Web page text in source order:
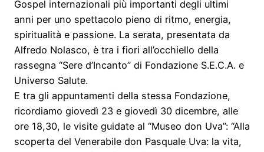
Gospel internazionali più importanti degli ultimi
anni per uno spettacolo pieno di ritmo, energia,
spiritualità e passione. La serata, presentata da
Alfredo Nolasco, è tra i fiori all’occhiello della
rassegna “Sere d’Incanto” di Fondazione S.E.C.A. e
Universo Salute.
E tra gli appuntamenti della stessa Fondazione,
ricordiamo giovedì 23 e giovedì 30 dicembre, alle
ore 18,30, le visite guidate al “Museo don Uva”: “Alla
scoperta del Venerabile don Pasquale Uva: la vita,